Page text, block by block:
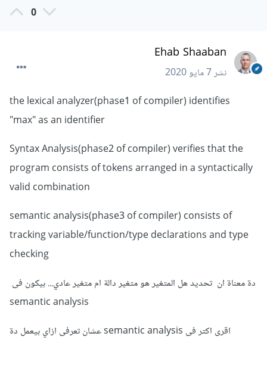
0
Ehab Shaaban
نشر7 مايو 2020
the lexical analyzer(phase1 of compiler) identifies
"max" as an identifier
Syntax Analysis(phase2 of compiler) verifies that the
program consists of tokens arranged in a syntactically
valid combination
semantic analysis(phase3 of compiler) consists of
tracking variable/function/type declarations and type
checking
دة معناة ان تحديد هل المتغير هو متغير دالة ام متغير عادي... بيكون فى
semantic analysis
اقرى اكتر فى semantic analysis عشان تعرفى ازاي بيعمل دة